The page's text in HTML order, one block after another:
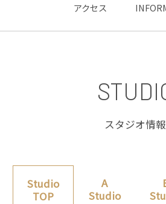
アクセス
スタジオ情報
Studio
TOP
A
Studio